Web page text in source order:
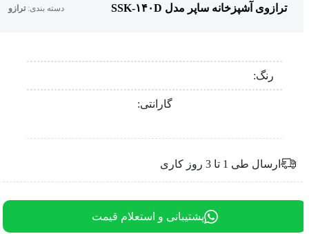
ترازوی آشپزخانه ساپر مدل SSK-۱۴۰D دسته بندی:ترازو
رنگ:
گارانتی:
ارسال طی 1 تا 3 روز کاری
پشتیبانی و استعلام قیمت